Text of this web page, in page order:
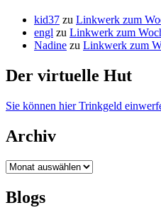
kid37 zu Linkwerk zum
engl zu Linkwerk zum
Nadine zu Linkwerk zum
Der virtuelle Hut
Sie können hier Trinkgeld
Archiv
Archiv
Blogs